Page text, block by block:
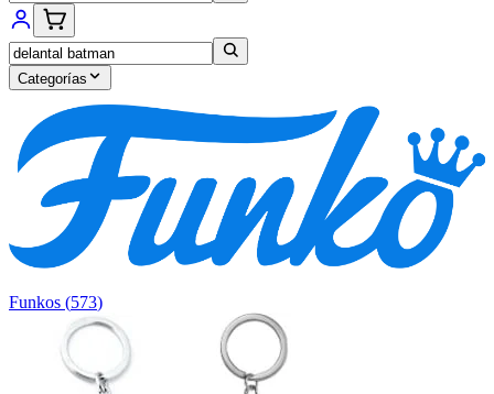
Categorías
Funkos (573)